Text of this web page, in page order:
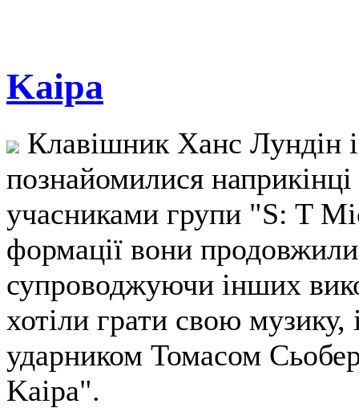
Kaipa
Клавішник Ханс Лундін
познайомилися
учасниками групи "S: T
формації вони
супроводжуючи інших
хотіли грати свою музику,
ударником Томасом
Kaipa".